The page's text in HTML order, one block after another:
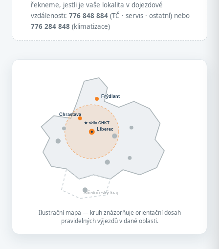
řekneme, jestli je vaše lokalita v dojezdové
vzdálenosti: 776 848 884 (TČ · servis · ostatní) nebo
776 284 848 (klimatizace)
Středočeský kraj
Liberec
Chrastava
Frýdlant
★ sídlo CHKT
Ilustrační mapa — kruh znázorňuje orientační dosah
pravidelných výjezdů v dané oblasti.